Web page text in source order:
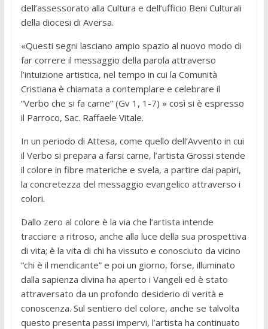
dell’assessorato alla Cultura e dell’ufficio Beni Culturali
della diocesi di Aversa.
«Questi segni lasciano ampio spazio al nuovo modo di
far correre il messaggio della parola attraverso
l’intuizione artistica, nel tempo in cui la Comunità
Cristiana è chiamata a contemplare e celebrare il
“Verbo che si fa carne” (Gv 1, 1-7) » così si è espresso
il Parroco, Sac. Raffaele Vitale.
In un periodo di Attesa, come quello dell’Avvento in cui
il Verbo si prepara a farsi carne, l’artista Grossi stende
il colore in fibre materiche e svela, a partire dai papiri,
la concretezza del messaggio evangelico attraverso i
colori.
Dallo zero al colore è la via che l’artista intende
tracciare a ritroso, anche alla luce della sua prospettiva
di vita; è la vita di chi ha vissuto e conosciuto da vicino
“chi è il mendicante” e poi un giorno, forse, illuminato
dalla sapienza divina ha aperto i Vangeli ed è stato
attraversato da un profondo desiderio di verità e
conoscenza. Sul sentiero del colore, anche se talvolta
questo presenta passi impervi, l’artista ha continuato